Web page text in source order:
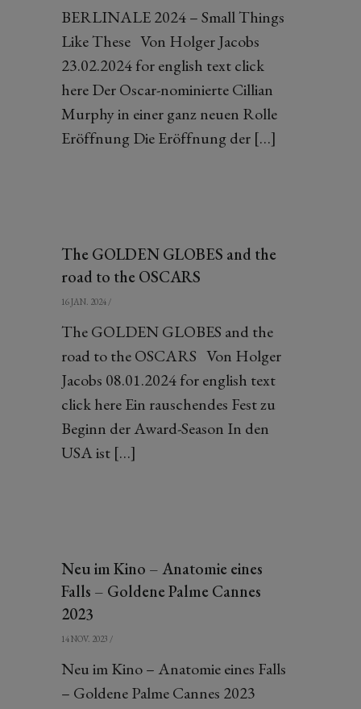
BERLINALE 2024 – Small Things
Like These Von Holger Jacobs
23.02.2024 for english text click
here Der Oscar-nominierte Cillian
Murphy in einer ganz neuen Rolle
Eröffnung Die Eröffnung der […]
The GOLDEN GLOBES and the
road to the OSCARS
16 JAN. 2024 /
The GOLDEN GLOBES and the
road to the OSCARS Von Holger
Jacobs 08.01.2024 for english text
click here Ein rauschendes Fest zu
Beginn der Award-Season In den
USA ist […]
Neu im Kino – Anatomie eines
Falls – Goldene Palme Cannes
2023
14 NOV. 2023 /
Neu im Kino – Anatomie eines Falls
– Goldene Palme Cannes 2023